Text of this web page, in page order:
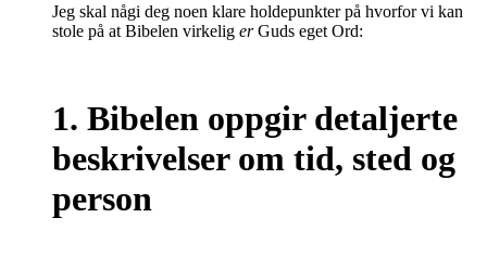
Jeg skal någi deg noen klare holdepunkter på hvorfor vi kan
stole på at Bibelen virkelig erGuds eget Ord:
1. Bibelen oppgir detaljerte
beskrivelser om tid, sted og
person